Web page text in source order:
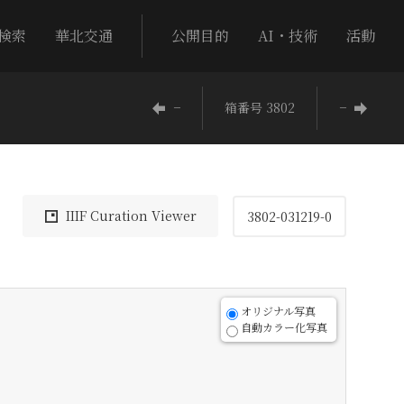
索 華北交通 公開目的 AI・技術 活動
− 箱番号 3802 −
IIIF Curation Viewer 3802-031219-0
オリジナル写真
自動カラー化写真